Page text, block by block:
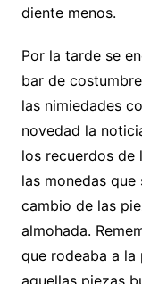
diente menos.
Por la tarde se
bar de
las nimiedades
novedad la
los recuerdos de
las monedas que
cambio de las
almohada.
que rodeaba a la
aquellas piezas